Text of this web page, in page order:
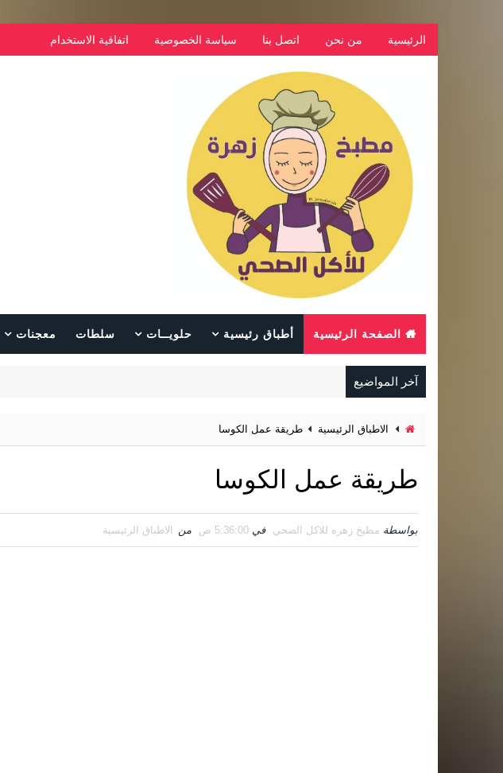
الرئيسية من نحن اتصل بنا سياسة الخصوصية اتفاقية الاستخدام
الصفحة الرئيسية أطباق رئيسية حلويــات سلطات معجنات
آخر المواضيع
الاطباق الرئيسية طريقة عمل الكوسا
طريقة عمل الكوسا
بواسطة مطبخ زهره للاكل الصحي في 5:36:00 ص من الاطباق الرئيسية